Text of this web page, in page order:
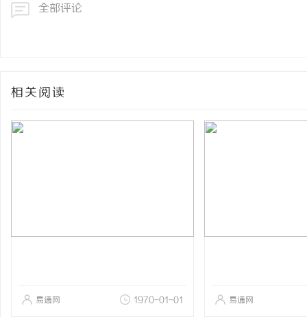
全部评论
相关阅读
易通网 1970-01-01 易通网